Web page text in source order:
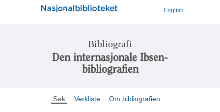
English
Bibliografi
Den internasjonale Ibsen-
bibliografien
Søk Verkliste Om bibliografien